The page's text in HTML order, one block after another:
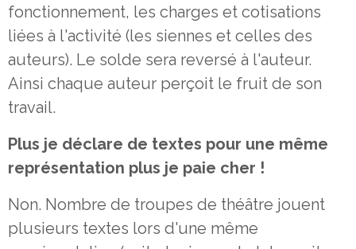
fonctionnement, les charges et cotisations
liées à l'activité (les siennes et celles des
auteurs). Le solde sera reversé à l'auteur.
Ainsi chaque auteur perçoit le fruit de son
travail.
Plus je déclare de textes pour une même
représentation plus je paie cher !
Non. Nombre de troupes de théâtre jouent
plusieurs textes lors d'une même